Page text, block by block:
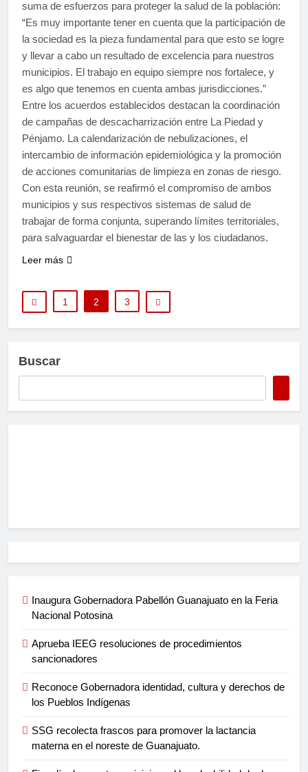
suma de esfuerzos para proteger la salud de la población:
“Es muy importante tener en cuenta que la participación de
la sociedad es la pieza fundamental para que esto se logre
y llevar a cabo un resultado de excelencia para nuestros
municipios. El trabajo en equipo siempre nos fortalece, y
es algo que tenemos en cuenta ambas jurisdicciones.”
Entre los acuerdos establecidos destacan la coordinación
de campañas de descacharrización entre La Piedad y
Pénjamo. La calendarización de nebulizaciones, el
intercambio de información epidemiológica y la promoción
de acciones comunitarias de limpieza en zonas de riesgo.
Con esta reunión, se reafirmó el compromiso de ambos
municipios y sus respectivos sistemas de salud de
trabajar de forma conjunta, superando límites territoriales,
para salvaguardar el bienestar de las y los ciudadanos.
Leer más
1 2 3
Buscar
Inaugura Gobernadora Pabellón Guanajuato en la Feria
Nacional Potosina
Aprueba IEEG resoluciones de procedimientos
sancionadores
Reconoce Gobernadora identidad, cultura y derechos de
los Pueblos Indígenas
SSG recolecta frascos para promover la lactancia
materna en el noreste de Guanajuato.